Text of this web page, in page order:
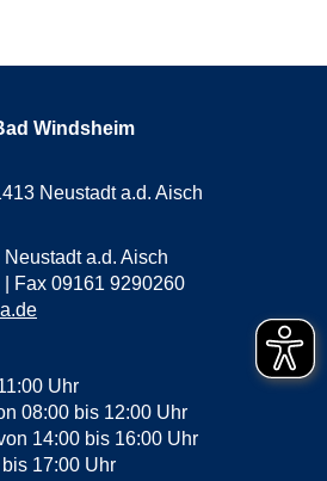
Windsheim
Neustadt a.d. Aisch
a.d. Aisch
Fax 09161 9290260
Uhr
08:00 bis 12:00 Uhr
14:00 bis 16:00 Uhr
17:00 Uhr